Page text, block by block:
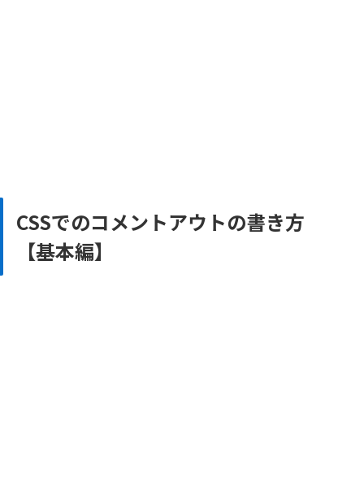
CSSでのコメントアウトの書き方
【基本編】